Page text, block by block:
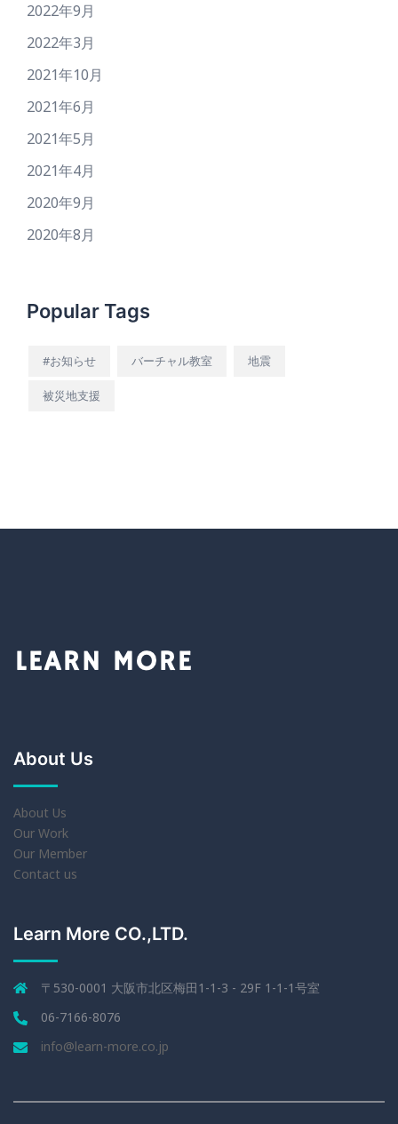
2022年9月
2022年3月
2021年10月
2021年6月
2021年5月
2021年4月
2020年9月
2020年8月
Popular Tags
#お知らせ バーチャル教室 地震
被災地支援
About Us
About Us
Our Work
Our Member
Contact us
Learn More CO.,LTD.
〒530-0001 大阪市北区梅田1-1-3 - 29F 1-1-1号室
06-7166-8076
info@learn-more.co.jp